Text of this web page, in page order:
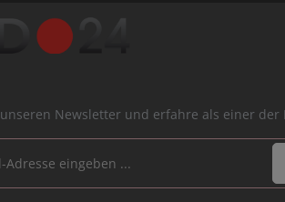
Newsletter und erfahre als einer